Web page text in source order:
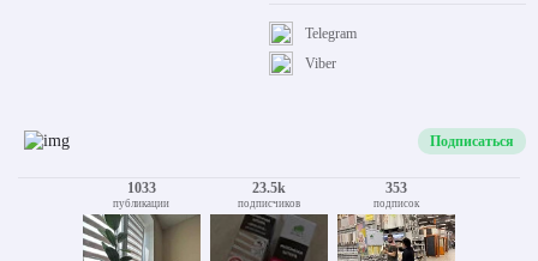
Viber
Telegram
Подписаться
1033
публикации
23.5k
подписчиков
353
подписок